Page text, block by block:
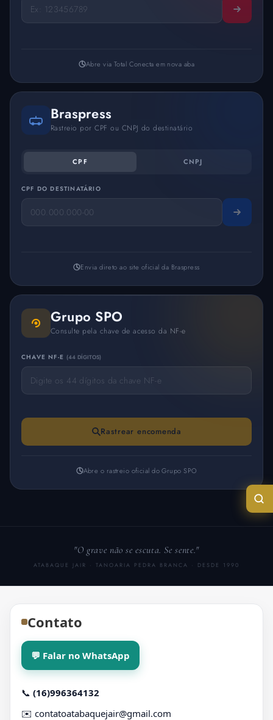
Abre via Total Conecta em nova aba
Braspress
Rastreio por CPF ou CNPJ do destinatário
CPF CNPJ
CPF DO DESTINATÁRIO
Envia direto ao site oficial da Braspress
Grupo SPO
Consulte pela chave de acesso da NF-e
CHAVE NF-E (44 DÍGITOS)
Rastrear encomenda
Abre o rastreio oficial do Grupo SPO
"O grave não se escuta. Se sente."
ATABAQUE JAIR · TANOARIA PEDRA BRANCA · DESDE 1990
Contato
💬 Falar no WhatsApp
📞 (16)996364132
✉️ contatoatabaquejair@gmail.com